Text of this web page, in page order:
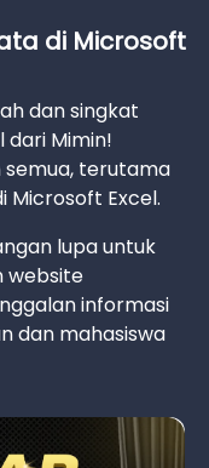
di Microsoft
dan singkat
dari Mimin!
terutama
Microsoft Excel.
lupa untuk
website
informasi
dan mahasiswa